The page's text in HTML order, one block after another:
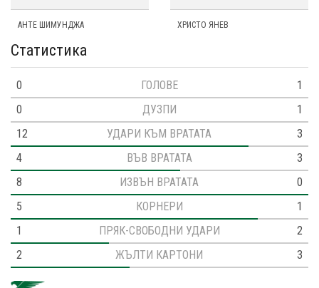
АНТЕ ШИМУНДЖА ХРИСТО ЯНЕВ
Статистика
0 ГОЛОВЕ
1
0
ДУЗПИ
1
12
УДАРИ КЪМ ВРАТАТА
3
4
ВЪВ ВРАТАТА
3
8
ИЗВЪН ВРАТАТА
0
5
КОРНЕРИ
1
1
ПРЯК-СВОБОДНИ УДАРИ
2
2
ЖЪЛТИ КАРТОНИ 3